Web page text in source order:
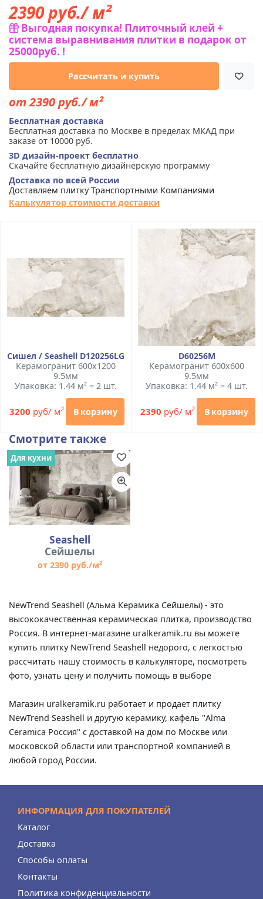
2390руб./ м²
Выгодная покупка! Плиточный клей +
система выравнивания плитки в подарок от
25000руб. !
Рассчитать и купить
от 2390 руб./ м²
Бесплатная доставка
Бесплатная доставка по Москве в пределах МКАД при
заказе от 10000 руб.
3D дизайн-проект бесплатно
Скачайте бесплатную дизайнерскую программу
Доставка по всей России
Доставляем плитку Транспортными Компаниями
Калькулятор стоимости доставки
Сишел / Seashell D120256LG
Керамогранит 600x1200
9.5мм
Упаковка: 1.44 м² = 2 шт.
3200 руб/ м2 В корзину
D60256М
Керамогранит 600x600
9.5мм
Упаковка: 1.44 м² = 4 шт.
2390 руб/ м2 В корзину
Смотрите также
Seashell
Сейшелы
от 2390 руб./м²
Для кухни
NewTrend Seashell (Альма Керамика Сейшелы) - это
высококачественная керамическая плитка, производство
Россия. В интернет-магазине uralkeramik.ru вы можете
купить плитку NewTrend Seashell недорого, с легкостью
рассчитать нашу стоимость в калькуляторе, посмотреть
фото, узнать цену и получить помощь в выборе
Магазин uralkeramik.ru работает и продает плитку
NewTrend Seashell и другую керамику, кафель "Alma
Ceramica Россия" с доставкой на дом по Москве или
московской области или транспортной компанией в
любой город России.
ИНФОРМАЦИЯ ДЛЯ ПОКУПАТЕЛЕЙ
Каталог
Доставка
Способы оплаты
Контакты
Политика конфиденциальности